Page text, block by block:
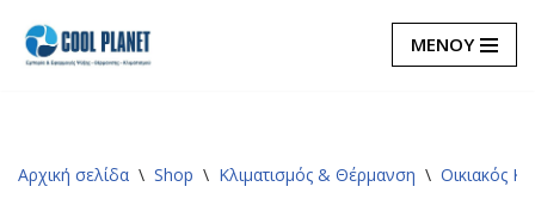
Μεταπηδήστε
ΜΕΝΟΥ
Αρχική σελίδα \ Shop \ Κλιματισμός & Θέρμανση \ Οικιακός